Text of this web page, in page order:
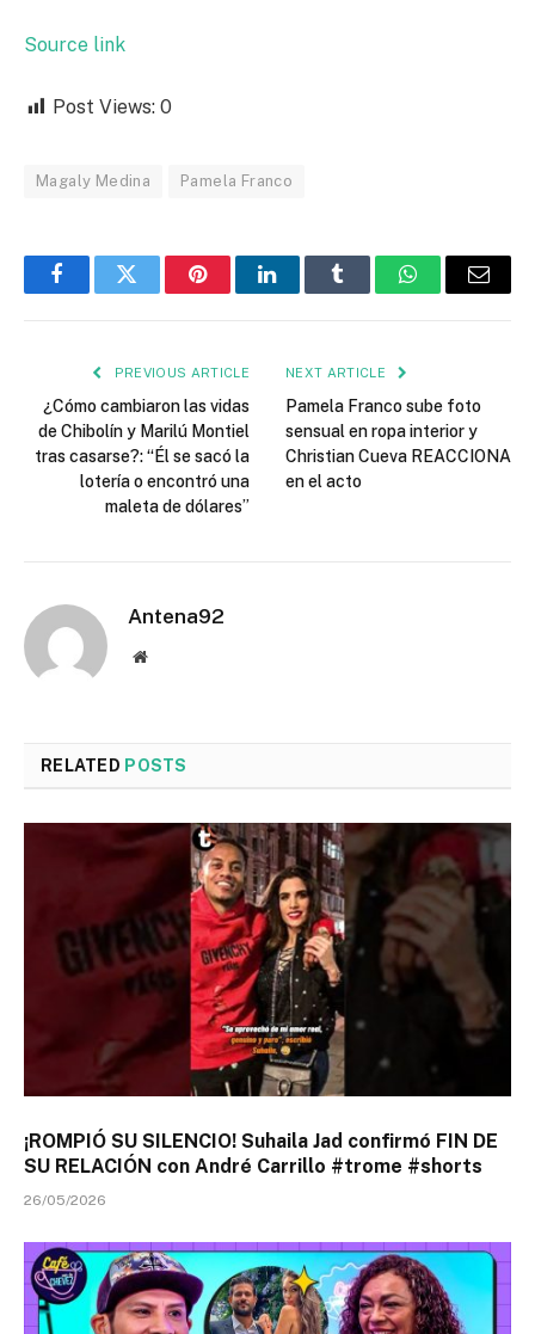
Source link
Post Views: 0
Magaly Medina Pamela Franco
FacebookTwitter PinterestLinkedInTumblr WhatsAppEmail
PREVIOUS ARTICLE
¿Cómo cambiaron las vidas
de Chibolín y Marilú Montiel
tras casarse?: “Él se sacó la
lotería o encontró una
maleta de dólares”
NEXT ARTICLE
Pamela Franco sube foto
sensual en ropa interior y
Christian Cueva REACCIONA
en el acto
Antena92
Website
RELATED POSTS
¡ROMPIÓ SU SILENCIO! Suhaila Jad confirmó FIN DE
SU RELACIÓN con André Carrillo #trome #shorts
26/05/2026